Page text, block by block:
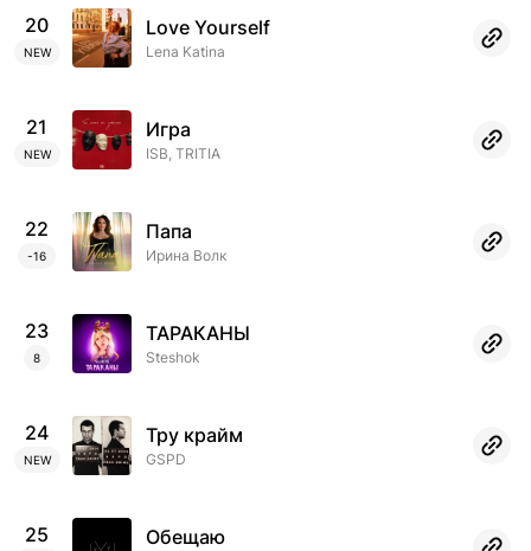
20
NEW
Love Yourself
Lena Katina
21
NEW
Игра
ISB, TRITIA
22
-16
Папа
Ирина Волк
23
8
ТАРАКАНЫ
Steshok
24
NEW
Тру крайм
GSPD
25 Обещаю